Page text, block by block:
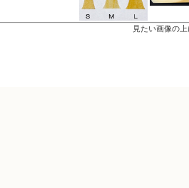
見たい画像の